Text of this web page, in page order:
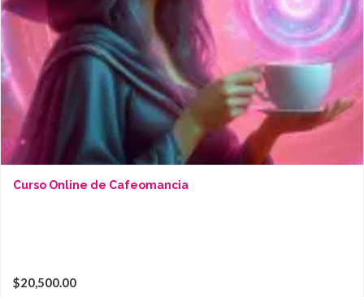
Curso Online de Cafeomancia
$20,500.00